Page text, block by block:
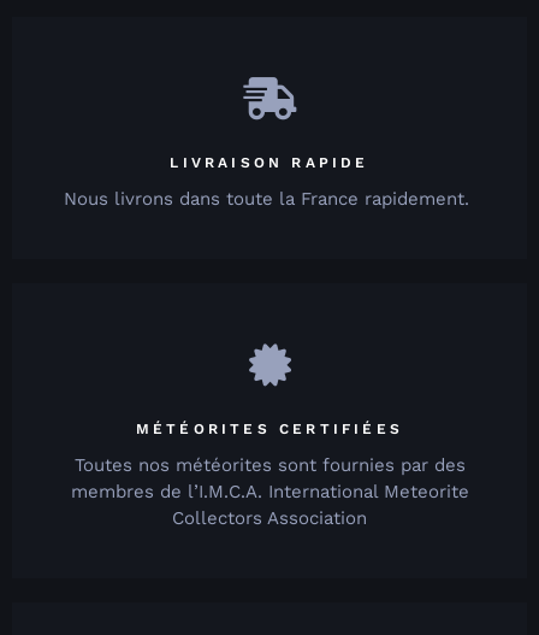
LIVRAISON RAPIDE
Nous livrons dans toute la France rapidement.
MÉTÉORITES CERTIFIÉES
Toutes nos météorites sont fournies par des
membres de l’I.M.C.A. International Meteorite
Collectors Association